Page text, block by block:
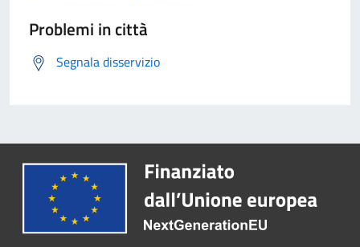
Problemi in città
Segnala disservizio